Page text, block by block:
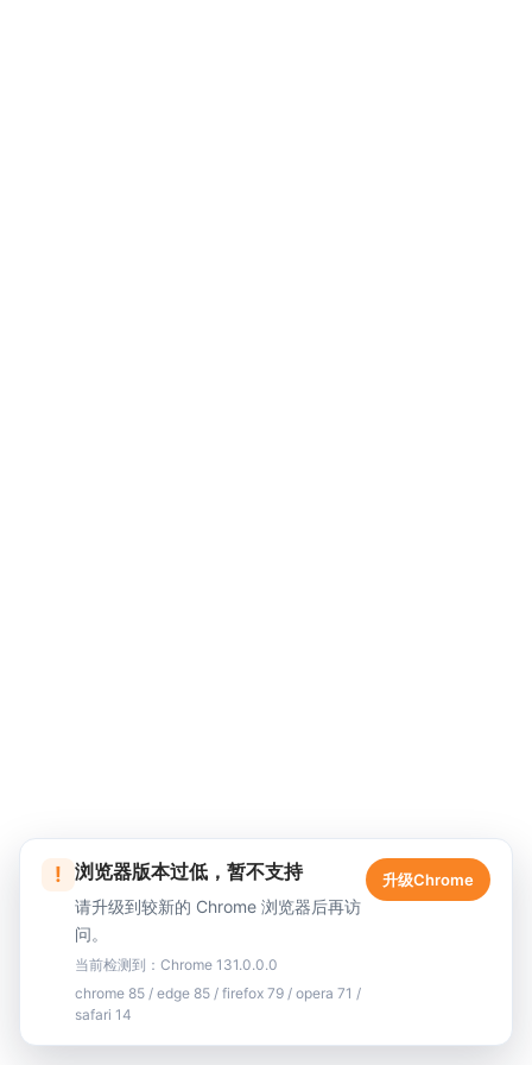
! 浏览器版本过低，暂不支持
请升级到较新的 Chrome 浏览器后再访
问。
当前检测到：Chrome 131.0.0.0
chrome 85 / edge 85 / firefox 79 / opera 71 /
safari 14
升级Chrome